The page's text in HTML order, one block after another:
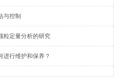
与控制
粒定量分析的研究
进行维护和保养？